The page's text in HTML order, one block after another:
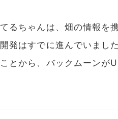
てるちゃんは、畑の情報を
開発はすでに進んでいまし
ことから、バックムーンが